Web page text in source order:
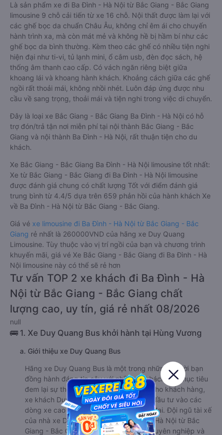
Là sản phẩm xe đi Ba Đình - Hà Nội từ Bắc Giang - Bắc Giang
limousine 9 chỗ cải tiến từ xe 16 chỗ. Nội thất được làm lại với
các ghế bọc da chuẩn Châu Âu, không chỉ êm ái cho chuyến
hành trình xa, mà còn mát mẻ và không hề bị hầm bí như các
ghế bọc da bình thường. Kèm theo các ghế có nhiều tiện nghi
hiện đại như ti-vi, tủ lạnh mini, ổ cắm usb, đèn đọc sách, hệ
thống âm thanh cao cấp. Có vách ngăn riêng biệt giữa
khoang lái và khoang hành khách. Khoảng cách giữa các ghế
ngồi rất thoải mái, không nhồi nhét. Luôn đáp ứng được nhu
cầu về sang trọng, thoải mái và tiện nghi trong việc di chuyển.
Đây là loại xe Bắc Giang - Bắc Giang Ba Đình - Hà Nội có hỗ
trợ đón/trả tận nơi miễn phí tại nội thành Bắc Giang - Bắc
Giang và nội thành Ba Đình - Hà Nội, rất thuận tiện cho du
khách.
Xe Bắc Giang - Bắc Giang Ba Đình - Hà Nội limousine tốt nhất:
Xe từ Bắc Giang - Bắc Giang đi Ba Đình - Hà Nội limousine
được đánh giá chung có chất lượng Tốt với điểm đánh giá
trung bình từ 4.4/5 dựa trên 659 phản hồi của hành khách Xe
về Ba Đình - Hà Nội từ Bắc Giang - Bắc Giang.
Giá vé xe limousine đi Ba Đình - Hà Nội từ Bắc Giang - Bắc
Giang rẻ nhất là 260000VND của hãng xe Duy Quang
Limousine. Tùy thuộc vào vị trí ngồi của bạn và chương trình
khuyến mãi, giá vé Xe Bắc Giang - Bắc Giang đi Ba Đình - Hà
Nội limousine này có thể sẽ rẻ hơn
Tư vấn TOP 2 xe khách đi Ba Đình - Hà
Nội từ Bắc Giang - Bắc Giang chất
lượng cao, uy tín, giá rẻ nhất 08/2026
null
🚌 1. Xe Duy Quang Bus khởi hành tại Hùng Vương
a. Giới thiệu xe Duy Quang Bus
Hãng xe Duy Quang Bus là một trong những người bạn
đồng hành đáng tin cậy với nhiều du khách. Với mục tiêu
đem lại sự thoải mái và tiện nghi tối đa cho khách hàng,
xe khách Duy Quang Bus đã chú trọng đầu tư vào các
dòng xe cao cấp với nhiều tiện ích hiện đại. Đội ngũ tài xế
của nhà xe Duy Quang Bus đi Ba Đình - Hà Nội từ Bắc
Giang - Bắc Giang luôn được đào tạo chuyên nghiệp và